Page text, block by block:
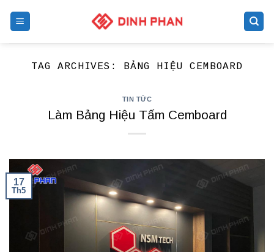
TAG ARCHIVES: BẢNG HIỆU CEMBOARD
TIN TỨC
Làm Bảng Hiệu Tấm Cemboard
17
Th5